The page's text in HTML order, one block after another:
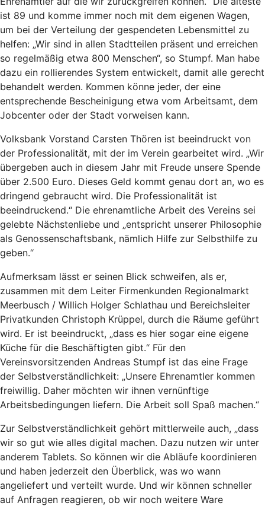
ist 89 und komme immer noch mit dem eigenen Wagen,
um bei der Verteilung der gespendeten Lebensmittel zu
helfen: „Wir sind in allen Stadtteilen präsent und erreichen
so regelmäßig etwa 800 Menschen“, so Stumpf. Man habe
dazu ein rollierendes System entwickelt, damit alle gerecht
behandelt werden. Kommen könne jeder, der eine
entsprechende Bescheinigung etwa vom Arbeitsamt, dem
Jobcenter oder der Stadt vorweisen kann.
Volksbank Vorstand Carsten Thören ist beeindruckt von
der Professionalität, mit der im Verein gearbeitet wird. „Wir
übergeben auch in diesem Jahr mit Freude unsere Spende
über 2.500 Euro. Dieses Geld kommt genau dort an, wo es
dringend gebraucht wird. Die Professionalität ist
beeindruckend.“ Die ehrenamtliche Arbeit des Vereins sei
gelebte Nächstenliebe und „entspricht unserer Philosophie
als Genossenschaftsbank, nämlich Hilfe zur Selbsthilfe zu
geben.“
Aufmerksam lässt er seinen Blick schweifen, als er,
zusammen mit dem Leiter Firmenkunden Regionalmarkt
Meerbusch / Willich Holger Schlathau und Bereichsleiter
Privatkunden Christoph Krüppel, durch die Räume geführt
wird. Er ist beeindruckt, „dass es hier sogar eine eigene
Küche für die Beschäftigten gibt.“ Für den
Vereinsvorsitzenden Andreas Stumpf ist das eine Frage
der Selbstverständlichkeit: „Unsere Ehrenamtler kommen
freiwillig. Daher möchten wir ihnen vernünftige
Arbeitsbedingungen liefern. Die Arbeit soll Spaß machen.“
Zur Selbstverständlichkeit gehört mittlerweile auch, „dass
wir so gut wie alles digital machen. Dazu nutzen wir unter
anderem Tablets. So können wir die Abläufe koordinieren
und haben jederzeit den Überblick, was wo wann
angeliefert und verteilt wurde. Und wir können schneller
auf Anfragen reagieren, ob wir noch weitere Ware